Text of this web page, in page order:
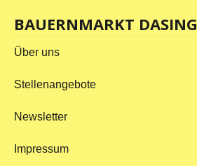
BAUERNMARKT DASING
Über uns
Stellenangebote
Newsletter
Impressum